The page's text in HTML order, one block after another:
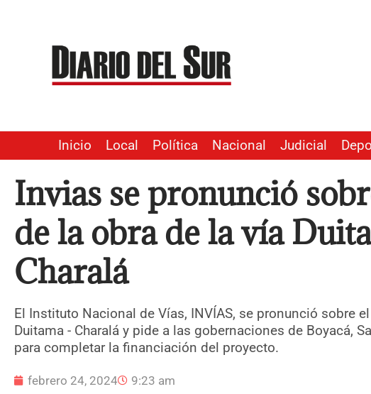
contenido
Inicio Local Política Nacional Judicial
Invias se pronunció
de la obra de la vía
Charalá
El Instituto Nacional de Vías, INVÍAS, se pronunció sobre
Duitama - Charalá y pide a las gobernaciones de Boyacá,
para completar la financiación del proyecto.
febrero 24, 2024 9:23 am